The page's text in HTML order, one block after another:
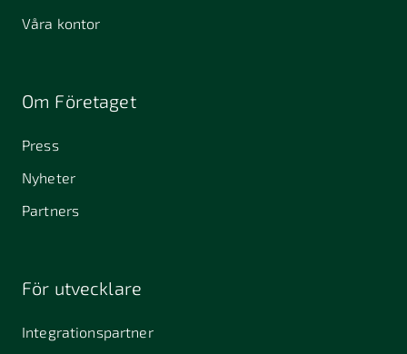
Våra kontor
Om Företaget
Press
Nyheter
Partners
För utvecklare
Integrationspartner